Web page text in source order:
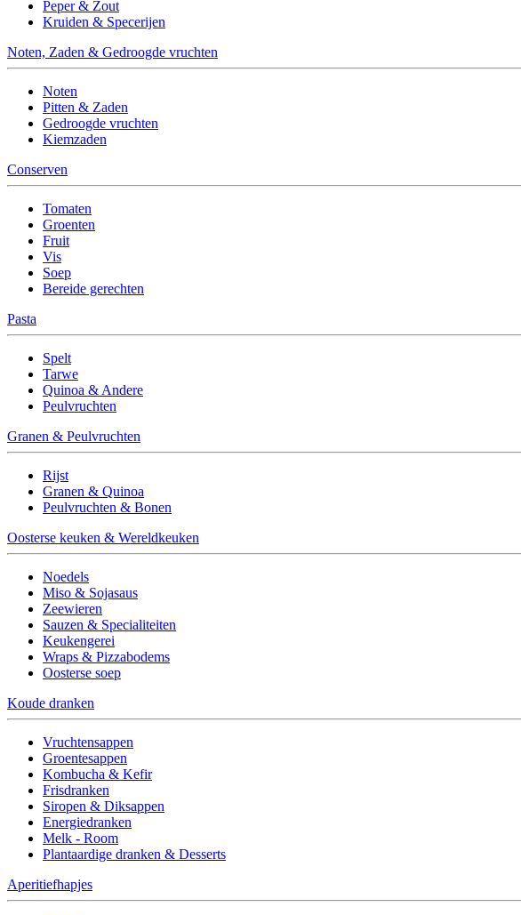
Peper & Zout
Kruiden & Specerijen
Noten, Zaden & Gedroogde vruchten
Noten
Pitten & Zaden
Gedroogde vruchten
Kiemzaden
Conserven
Tomaten
Groenten
Fruit
Vis
Soep
Bereide gerechten
Pasta
Spelt
Tarwe
Quinoa & Andere
Peulvruchten
Granen & Peulvruchten
Rijst
Granen & Quinoa
Peulvruchten & Bonen
Oosterse keuken & Wereldkeuken
Noedels
Miso & Sojasaus
Zeewieren
Sauzen & Specialiteiten
Keukengerei
Wraps & Pizzabodems
Oosterse soep
Koude dranken
Vruchtensappen
Groentesappen
Kombucha & Kefir
Frisdranken
Siropen & Diksappen
Energiedranken
Melk - Room
Plantaardige dranken & Desserts
Aperitiefhapjes